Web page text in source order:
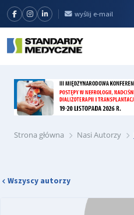
wyślij e-mail
Strona główna Nasi Autorzy
Wszyscy autorzy